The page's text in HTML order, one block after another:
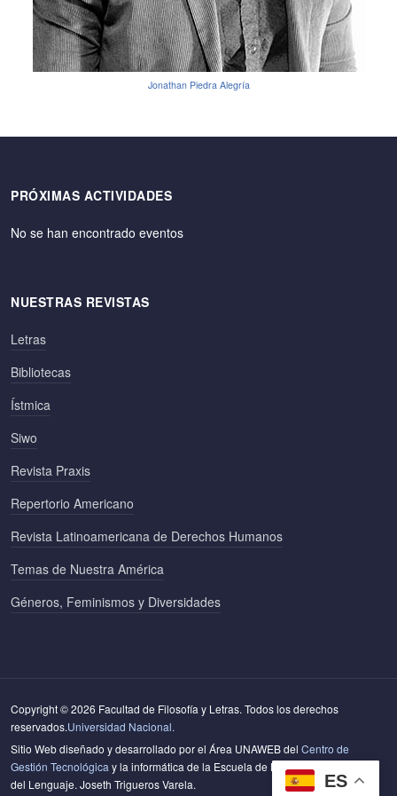
ES
Jonathan Piedra Alegría
PRÓXIMAS ACTIVIDADES
No se han encontrado eventos
NUESTRAS REVISTAS
Letras
Bibliotecas
Ístmica
Siwo
Revista Praxis
Repertorio Americano
Revista Latinoamericana de Derechos Humanos
Temas de Nuestra América
Géneros, Feminismos y Diversidades
Copyright © 2026 Facultad de Filosofía y Letras. Todos los derechos
reservados.Universidad Nacional.
Sitio Web diseñado y desarrollado por el Área UNAWEB del Centro de
Gestión Tecnológica y la informática de la Escuela de Literatura y Ciencias
del Lenguaje. Joseth Trigueros Varela.